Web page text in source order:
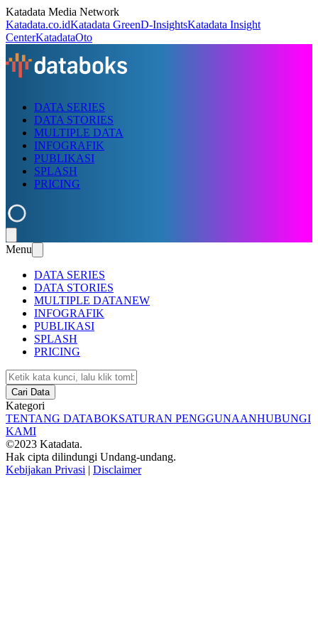
Katadata Media Network
Katadata.co.idKatadata GreenD-InsightsKatadata Insight
CenterKatadataOto
DATA SERIES
DATA STORIES
MULTIPLE DATA
INFOGRAFIK
PUBLIKASI
SPLASH
PRICING
Menu
DATA SERIES
DATA STORIES
MULTIPLE DATANEW
INFOGRAFIK
PUBLIKASI
SPLASH
PRICING
Cari Data
Kategori
TENTANG DATABOKSATURAN PENGGUNAANHUBUNGI
KAMI
©2023 Katadata.
Hak cipta dilindungi Undang-undang.
Kebijakan Privasi | Disclaimer